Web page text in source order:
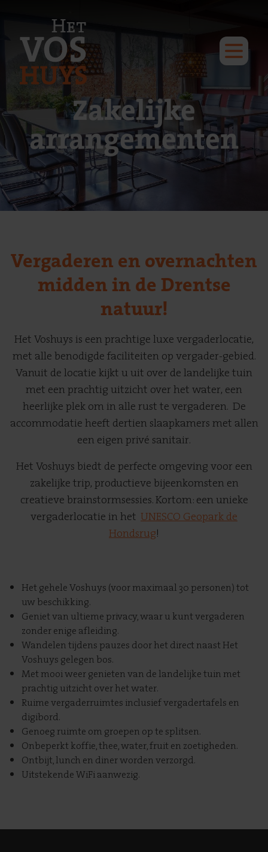
Zakelijke
arrangementen
Vergaderen en overnachten
midden in de Drentse
natuur!
Het Voshuys is een prachtige luxe vergaderlocatie,
met alle benodigde faciliteiten op vergader-gebied.
Vanuit de locatie kijkt u uit over de landelijke tuin
met een prachtig uitzicht over het water, een
heerlijke plek om in alle rust te vergaderen. De
accommodatie heeft dertien slaapkamers met allen
een eigen privé sanitair.
Het Voshuys biedt de perfecte omgeving voor een
zakelijke trip, productieve bijeenkomsten en
creatieve brainstormsessies. Kortom: een unieke
vergaderlocatie in het UNESCO Geopark de
Hondsrug!
Het gehele Voshuys (voor maximaal 30 personen) tot
uw beschikking.
Geniet van ultieme privacy, waar u kunt vergaderen
zonder enige afleiding.
Wandelen tijdens pauzes door het direct naast Het
Voshuys gelegen bos.
Met mooi weer genieten van de landelijke tuin met
prachtig uitzicht over het water.
Ruime vergaderruimtes inclusief vergadertafels en
digibord.
Genoeg ruimte om groepen op te splitsen.
Onbeperkt koffie, thee, water, fruit en zoetigheden.
Ontbijt, lunch en diner worden verzorgd.
Uitstekende WiFi aanwezig.